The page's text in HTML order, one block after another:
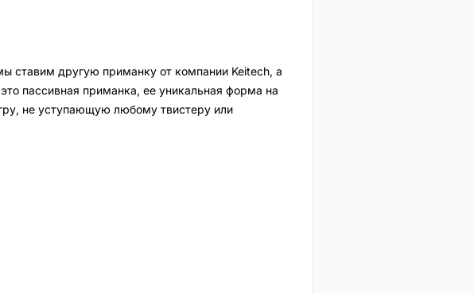
ставим другую приманку от компании Keitech, а
пассивная приманка, ее уникальная форма на
не уступающую любому твистеру или